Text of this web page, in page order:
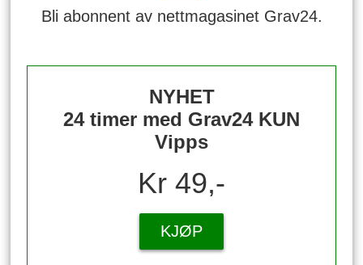
Bli abonnent av nettmagasinet Grav24.
NYHET
24 timer med Grav24 KUN
Vipps
Kr 49,-
KJØP